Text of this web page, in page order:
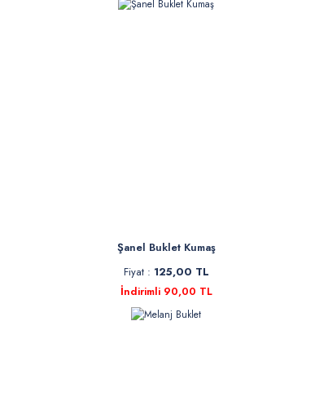
Şanel Buklet Kumaş
Fiyat : 125,00 TL
İndirimli 90,00 TL